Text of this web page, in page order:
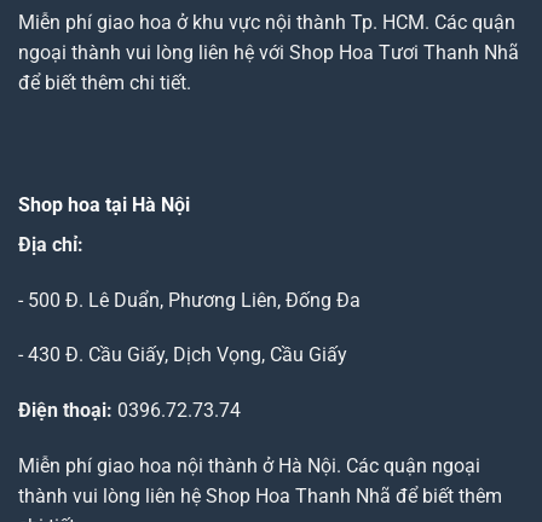
Miễn phí giao hoa ở khu vực nội thành Tp. HCM. Các quận
ngoại thành vui lòng liên hệ với Shop Hoa Tươi Thanh Nhã
để biết thêm chi tiết.
Shop hoa tại Hà Nội
Địa chỉ:
- 500 Đ. Lê Duẩn, Phương Liên, Đống Đa
- 430 Đ. Cầu Giấy, Dịch Vọng, Cầu Giấy
Điện thoại: 0396.72.73.74
Miễn phí giao hoa nội thành ở Hà Nội. Các quận ngoại
thành vui lòng liên hệ Shop Hoa Thanh Nhã để biết thêm